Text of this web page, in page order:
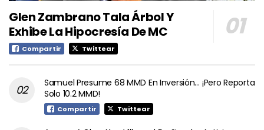
Glen Zambrano Tala Árbol Y
Exhibe La Hipocresía De MC
Compartir Twittear
Samuel Presume 68 MMD En Inversión… ¡Pero Reporta
Solo 10.2 MMD!
Compartir Twittear